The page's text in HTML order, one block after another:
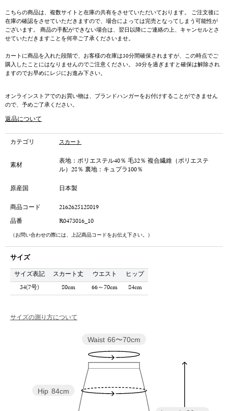
よく揺れ、動きに優美なニュアンスを添えます。ウエストのリボンは細く上
品に仕立てられており、軽く結ぶだけで女性らしいアクセントに。コンパク
トなニットを合わせた上品なスタイルから、リラックス感のあるブラウスと
のコーディネートまで幅広く活躍します。シーズンを通して着回せる、エレ
ガントなムード漂うアイテムです。
こちらの商品は、複数サイトと在庫の共有をさせていただいております。 ご注文後に
在庫の確認をさせていただきますので、場合によっては完売となってしまう可能性が
ございます。 商品の手配ができない場合は、翌日以降にご連絡の上、キャンセルとさ
せていただきますことを何卒ご了承くださいませ。
カートに商品を入れた段階で、お客様の在庫は30分間確保されますが、この時点でご
購入したことにはなりませんのでご注意ください。 30分を過ぎますと確保は解除され
ますのでお早めにレジにお進み下さい。
オンラインストアでのお買い物は、ブランドハンガーをお付けすることができません
ので、予めご了承ください。
返品について
カテゴリ スカート
素材
表地：ポリエステル40％ 毛32％ 複合繊維（ポリエステ
ル）28％ 裏地：キュプラ100％
原産国
日本製
商品コード
2162625128019
品番
R0473016_10
（お問い合わせの際には、上記商品コードをお伝え下さい。）
サイズ
サイズ表記 スカート丈 ウエスト
ヒップ
34(7号)
80cm 66～70cm 84cm
サイズの測り方について
Hip 84cm
Waist 66〜70cm